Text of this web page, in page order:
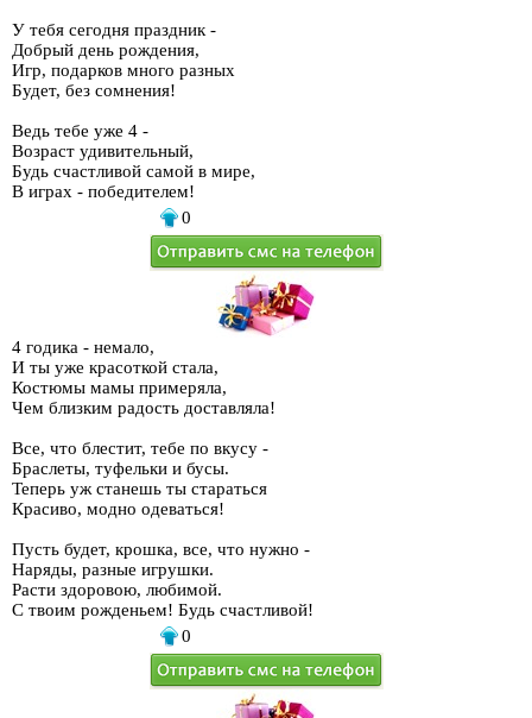
У тебя сегодня праздник -
Добрый день рождения,
Игр, подарков много разных
Будет, без сомнения!
Ведь тебе уже 4 -
Возраст удивительный,
Будь счастливой самой в мире,
В играх - победителем!
0
4 годика - немало,
И ты уже красоткой стала,
Костюмы мамы примеряла,
Чем близким радость доставляла!
Все, что блестит, тебе по вкусу -
Браслеты, туфельки и бусы.
Теперь уж станешь ты стараться
Красиво, модно одеваться!
Пусть будет, крошка, все, что нужно -
Наряды, разные игрушки.
Расти здоровою, любимой.
С твоим рожденьем! Будь счастливой!
0